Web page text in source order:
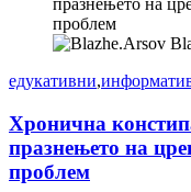
едукативни,
Хронична
празнењето на
проблем